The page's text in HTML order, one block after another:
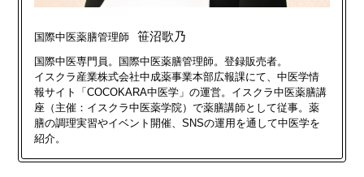
国際中医薬膳管理師 笹沼歌乃
国際中医専門員。国際中医薬膳管理師。登録販売者。
イスクラ産業株式会社中成薬事業本部広報課にて、中医学情
報サイト「COCOKARA中医学」の運営。 イスクラ中医薬膳講
座（主催：イスクラ中医薬学院）で薬膳講師として従事。薬
膳の調理実習やイベント開催、SNSの運用を通して中医学を
紹介。​​